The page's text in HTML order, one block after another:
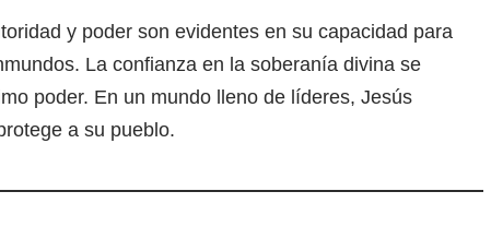
y poder son evidentes en su capacidad para
La confianza en la soberanía divina se
poder. En un mundo lleno de líderes, Jesús
a su pueblo.